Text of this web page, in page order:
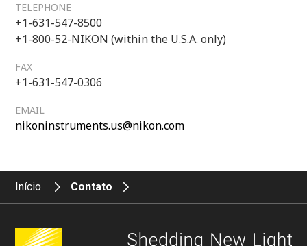
TELEPHONE
+1-631-547-8500
+1-800-52-NIKON (within the U.S.A. only)
FAX
+1-631-547-0306
EMAIL
nikoninstruments.us@nikon.com
Início Contato